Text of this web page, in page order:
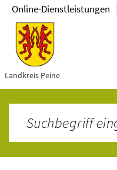
Landkreis Peine
Online-Dienstleistungen |